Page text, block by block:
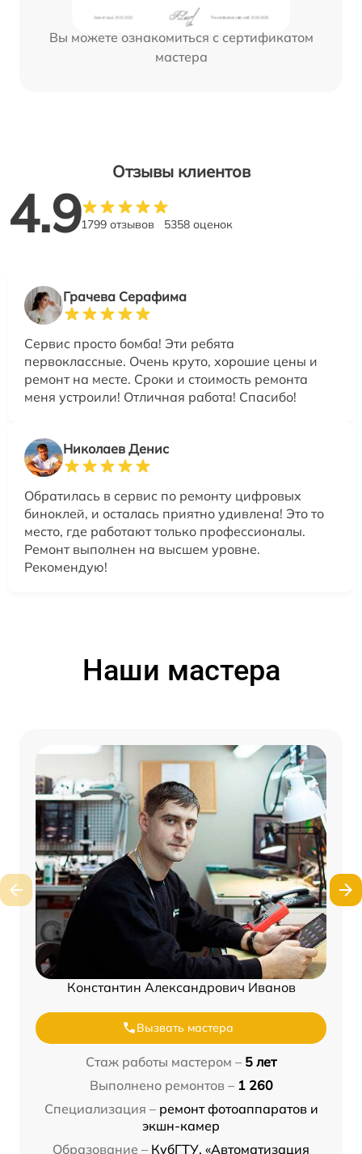
Вы можете ознакомиться с сертификатом
мастера
Отзывы клиентов
4.91799 отзывов 5358 оценок
Грачева Серафима
Сервис просто бомба! Эти ребята
первоклассные. Очень круто, хорошие цены и
ремонт на месте. Сроки и стоимость ремонта
меня устроили! Отличная работа! Спасибо!
Николаев Денис
Обратилась в сервис по ремонту цифровых
биноклей, и осталась приятно удивлена! Это то
место, где работают только профессионалы.
Ремонт выполнен на высшем уровне.
Рекомендую!
Наши мастера
Константин Александрович Иванов
Вызвать мастера
Стаж работы мастером – 5 лет
Выполнено ремонтов – 1 260
Специализация – ремонт фотоаппаратов и
экшн-камер
Образование – КубГТУ, «Автоматизация